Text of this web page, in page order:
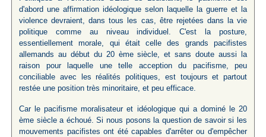
d'abord une affirmation idéologique selon laquelle la guerre et la
violence devraient, dans tous les cas, être rejetées dans la vie
politique comme au niveau individuel. C'est la posture,
essentiellement morale, qui était celle des grands pacifistes
allemands au début du 20 ème siècle, et sans doute aussi la
raison pour laquelle une telle acception du pacifisme, peu
conciliable avec les réalités politiques, est toujours et partout
restée une position très minoritaire, et peu efficace.
Car le pacifisme moralisateur et idéologique qui a dominé le 20
ème siècle a échoué. Si nous posons la question de savoir si les
mouvements pacifistes ont été capables d'arrêter ou d'empêcher